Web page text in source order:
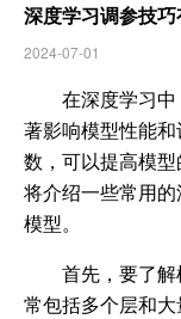
深度学习调参技巧
2024-07-01
在深度学习
著影响模型性能
数，可以提高模
将介绍一些常用
模型。
首先，要了
常包括多个层和
CAIE AI 助
问题都可
09:44